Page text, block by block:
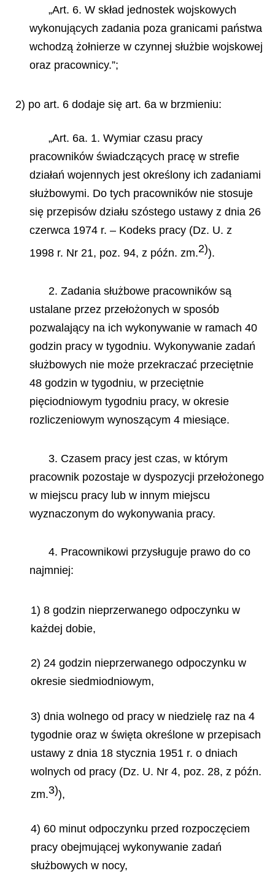
„Art. 6. W skład jednostek wojskowych
wykonujących zadania poza granicami państwa
wchodzą żołnierze w czynnej służbie wojskowej
oraz pracownicy.”;
2) po art. 6 dodaje się art. 6a w brzmieniu:
„Art. 6a. 1. Wymiar czasu pracy
pracowników świadczących pracę w strefie
działań wojennych jest określony ich zadaniami
służbowymi. Do tych pracowników nie stosuje
się przepisów działu szóstego ustawy z dnia 26
czerwca 1974 r. – Kodeks pracy (Dz. U. z
1998 r. Nr 21, poz. 94, z późn. zm.2)).
2. Zadania służbowe pracowników są
ustalane przez przełożonych w sposób
pozwalający na ich wykonywanie w ramach 40
godzin pracy w tygodniu. Wykonywanie zadań
służbowych nie może przekraczać przeciętnie
48 godzin w tygodniu, w przeciętnie
pięciodniowym tygodniu pracy, w okresie
rozliczeniowym wynoszącym 4 miesiące.
3. Czasem pracy jest czas, w którym
pracownik pozostaje w dyspozycji przełożonego
w miejscu pracy lub w innym miejscu
wyznaczonym do wykonywania pracy.
4. Pracownikowi przysługuje prawo do co
najmniej:
1) 8 godzin nieprzerwanego odpoczynku w
każdej dobie,
2) 24 godzin nieprzerwanego odpoczynku w
okresie siedmiodniowym,
3) dnia wolnego od pracy w niedzielę raz na 4
tygodnie oraz w święta określone w przepisach
ustawy z dnia 18 stycznia 1951 r. o dniach
wolnych od pracy (Dz. U. Nr 4, poz. 28, z późn.
zm.3)),
4) 60 minut odpoczynku przed rozpoczęciem
pracy obejmującej wykonywanie zadań
służbowych w nocy,